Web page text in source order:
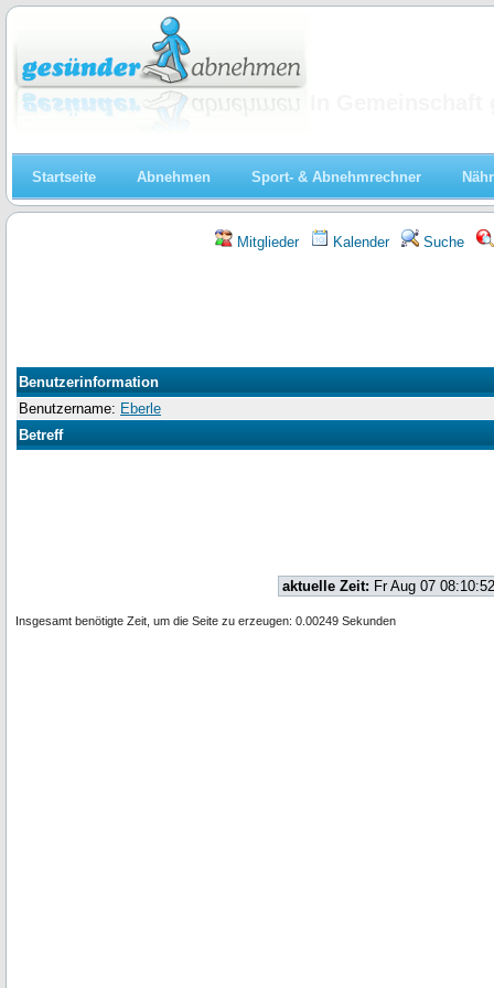
Startseite Abnehmen Sport- & Abnehmrechner
Mitglieder Kalender Suche
Benutzerinformation
Benutzername: Eberle
Betreff
aktuelle Zeit: Fr Aug 07
Insgesamt benötigte Zeit, um die Seite zu erzeugen: 0.00249 Sekunden